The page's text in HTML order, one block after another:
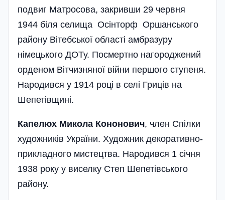
подвиг Матросова, закривши 29 червня
1944 біля селища Осінторф Оршанського
району Вітебської області амбразуру
німецького ДОТу. Посмертно нагороджений
орденом Вітчизняної війни першого ступеня.
Народився у 1914 році в селі Гриців на
Шепетівщині.
Капелюх Микола Кононович, член Спілки
художників України. Художник декоративно-
прикладного мистецтва. Народився 1 січня
1938 року у виселку Степ Шепетівського
району.